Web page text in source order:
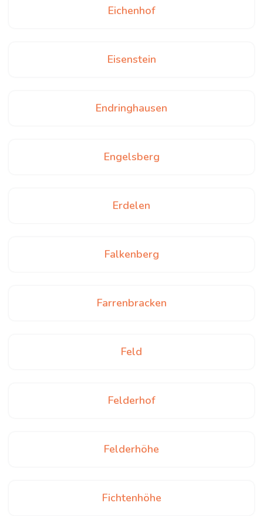
Eichenhof
Eisenstein
Endringhausen
Engelsberg
Erdelen
Falkenberg
Farrenbracken
Feld
Felderhof
Felderhöhe
Fichtenhöhe